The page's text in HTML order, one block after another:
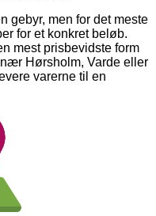
gebyr, men for det meste
for et konkret beløb.
mest prisbevidste form
Hørsholm, Varde eller
varerne til en